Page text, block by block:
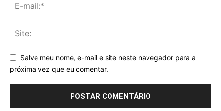
Salve meu nome, e-mail e site neste navegador para a
próxima vez que eu comentar.